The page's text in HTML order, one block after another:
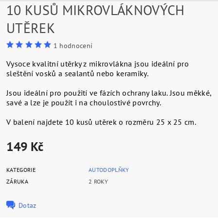
10 KUSŮ MIKROVLÁKNOVÝCH
UTĚREK
1 hodnocení
Vysoce kvalitní utěrky z mikrovlákna jsou ideální pro
sleštění vosků a sealantů nebo keramiky.
Jsou ideální pro použití ve fázích ochrany laku. Jsou měkké,
savé a lze je použít i na choulostivé povrchy.
V balení najdete 10 kusů utěrek o rozměru 25 x 25 cm.
149 Kč
KATEGORIE
AUTODOPLŇKY
ZÁRUKA
2 ROKY
Dotaz